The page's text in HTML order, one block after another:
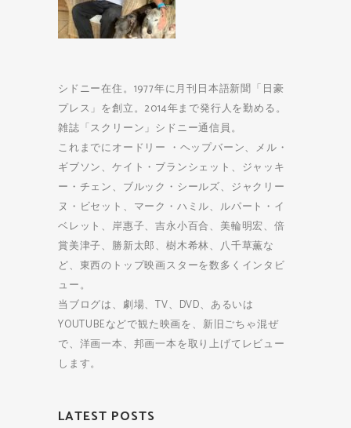
シドニー在住。1977年に月刊日本語新聞「日豪
プレス」を創立。2014年まで発行人を勤める。
雑誌「スクリーン」シドニー通信員。
これまでにオードリー ・ヘップバーン、メル・
ギブソン、ケイト・ブランシェット、ジャッキ
ー・チェン、ブルック・シールズ、ジャクリー
ヌ・ビセット、マーク・ハミル、ルパート・イ
ベレット、岸惠子、吉永小百合、美輪明宏、倍
賞美津子、勝新太郎、樹木希林、八千草薫な
ど、東西のトップ映画スターを数多くインタビ
ュー。
当ブログは、劇場、TV、DVD、あるいは
YOUTUBEなどで観た映画を、新旧ごちゃ混ぜ
で、洋画一本、邦画一本を取り上げてレビュー
します。
LATEST POSTS